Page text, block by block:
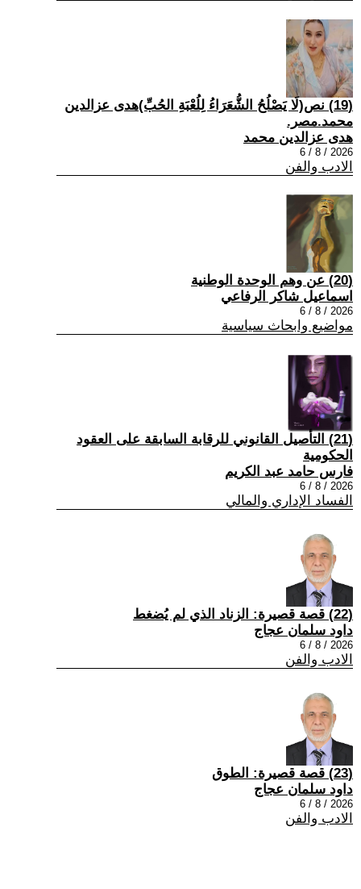
(19) نص(لَا يَصْلُحُ الشُّعَرَاءُ لِلُعْبَةِ الحُبِّ)هدى عزالدين
محمد.مصر.
هدى عزالدين محمد
2026 / 8 / 6
الادب والفن
(20) عن وهم الوحدة الوطنية
اسماعيل شاكر الرفاعي
2026 / 8 / 6
مواضيع وابحاث سياسية
(21) التأصيل القانوني للرقابة السابقة على العقود
الحكومية
فارس حامد عبد الكريم
2026 / 8 / 6
الفساد الإداري والمالي
(22) قصة قصيرة: الزناد الذي لم يُضغط
داود سلمان عجاج
2026 / 8 / 6
الادب والفن
(23) قصة قصيرة: الطوق
داود سلمان عجاج
2026 / 8 / 6
الادب والفن